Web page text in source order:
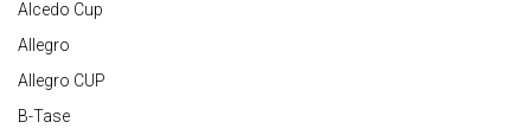
Alcedo Cup
Allegro
Allegro CUP
B-Tase